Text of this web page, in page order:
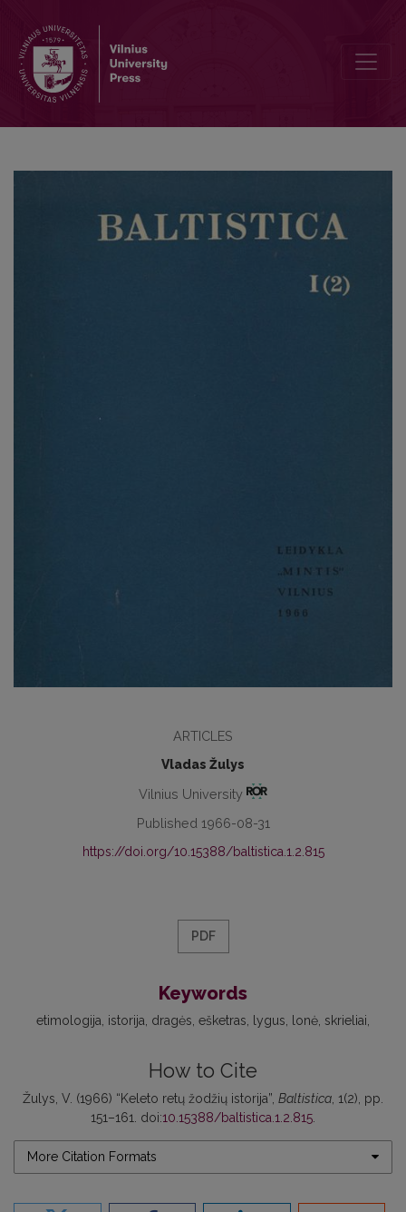
ARTICLES
Vladas Žulys
Vilnius University
Published 1966-08-31
https://doi.org/10.15388/baltistica.1.2.815
PDF
Keywords
etimologija istorija dragės ešketras lygus lonė skrieliai
How to Cite
Žulys, V. (1966) “Keleto retų žodžių istorija”, Baltistica , 1(2), pp.
151–161. doi:10.15388/baltistica.1.2.815
More Citation Formats